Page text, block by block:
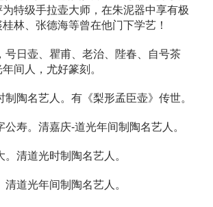
特级手拉壶大师，在朱泥器中享有极
林、张德海等曾在他门下学艺！
号日壶、瞿甫、老治、陛春、自号茶
间人，尤好篆刻。
公寿。清嘉庆-道光年间制陶名艺人。
。清道光时制陶名艺人。
清道光年间制陶名艺人。